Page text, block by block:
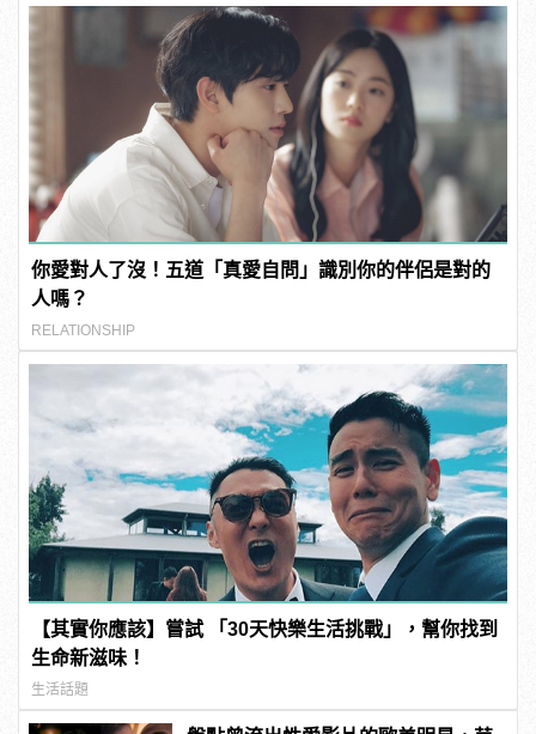
你愛對人了沒！五道「真愛自問」識別你的伴侶是對的
人嗎？
RELATIONSHIP
【其實你應該】嘗試 「30天快樂生活挑戰」，幫你找到
生命新滋味！
生活話題